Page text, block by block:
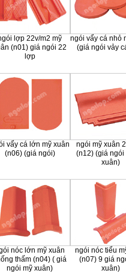
lợp 22v/m2 mỹ
(n01) giá ngói 22
lợp
ngói vẩy cá nhỏ
(giá ngói vảy
vẩy cá lớn mỹ xuân
(n06) (giá ngói)
ngói mỹ xuân
(n12) (giá ngói
xuân)
nóc lớn mỹ xuân
thấm (n04) ( giá
ngói mỹ xuân)
ngói nóc tiểu
(n07) 9 giá
xuân)